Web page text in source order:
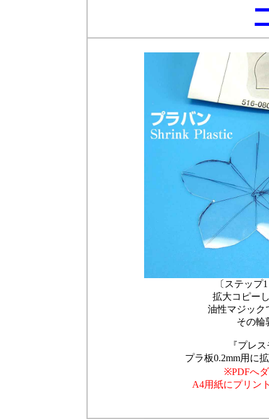
〔ステップ
拡大コピー
油性マジック
その輪
『プレ
プラ板0.2mm用に
※PDFへ
A4用紙にプリン